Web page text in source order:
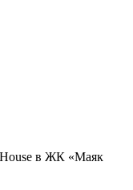
House в ЖК «Маяк